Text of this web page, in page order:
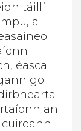
táillí i
a
éasca
go
an